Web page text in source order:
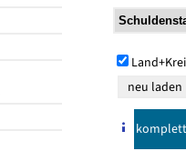
komplett